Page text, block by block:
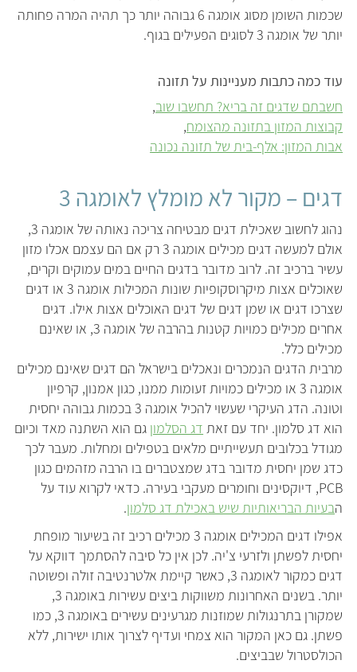
שכמות השומן מסוג אומגה 6 גבוהה יותר כך תהיה המרה פחותה
יותר של אומגה 3 לסוגים הפעילים בגוף.
עוד כמה כתבות מעניינות על תזונה
חשבתם שדגים זה בריא? תחשבו שוב
קבוצות המזון בתזונה מהצומח
אבות המזון: אלף-בית של תזונה נכונה
דגים – מקור לא מומלץ לאומגה 3
נהוג לחשוב שאכילת דגים מבטיחה צריכה נאותה של אומגה 3,
אולם למעשה דגים מכילים אומגה 3 רק אם הם עצמם אכלו מזון
עשיר ברכיב זה. לרוב מדובר בדגים החיים במים עמוקים וקרים,
שאוכלים אצות מיקרוסקופיות שונות המכילות אומגה 3 או דגים
שצרכו דגים או שמן דגים של דגים האוכלים אצות אילו. דגים
אחרים מכילים כמויות קטנות בהרבה של אומגה 3, או שאינם
מכילים כלל.
מרבית הדגים הנמכרים ונאכלים בישראל הם דגים שאינם מכילים
אומגה 3 או מכילים כמויות זעומות ממנו, כגון אמנון, קרפיון
וטונה. הדג העיקרי שעשוי להכיל אומגה 3 בכמות גבוהה יחסית
הוא דג סלמון. יחד עם זאת דג הסלמון גם הוא השתנה מאד וכיום
מגודל בכלובים תעשייתיים מלאים בטפילים ומחלות. מעבר לכך
כדג שמן יחסית מדובר בדג שמצטברים בו הרבה מזהמים כגון
PCB, דיוקסינים וחומרים מעקבי בעירה. כדאי לקרוא עוד על
הבעיות הבריאותיות שיש באכילת דג סלמון.
אפילו דגים המכילים אומגה 3 מכילים רכיב זה בשיעור מופחת
יחסית לפשתן ולזרעי צ'יה. לכן אין כל סיבה להסתמך דווקא על
דגים כמקור לאומגה 3, כאשר קיימת אלטרנטיבה זולה ופשוטה
יותר. בשנים האחרונות משווקות ביצים עשירות באומגה 3,
שמקורן בתרנגולות שמוזנות מגרעינים עשירים באומגה 3, כמו
פשתן. גם כאן המקור הוא צמחי ועדיף לצרוך אותו ישירות, ללא
הכולסטרול שבביצים.